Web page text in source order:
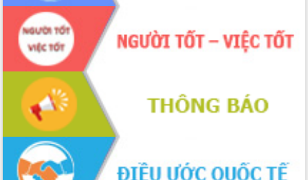
Lấy ý kiến điều chỉnh Quy hoạch tỉnh
Đắk Lắk thời kỳ 2021-2030, tầm nhìn
đến năm 2050
Phát động chiến dịch 30 ngày đêm
giải phóng mặt bằng Tuyến đường bộ
ven biển
Đắk Lắk nỗ lực thúc đẩy tăng trưởng
kinh tế từ 10% trở lên trong Quý
II/2026
Đắk Lắk ký kết thỏa thuận hợp tác về
chuyển đổi số giai đoạn 2026 – 2030
với Tập đoàn Bưu chính Viễn thông